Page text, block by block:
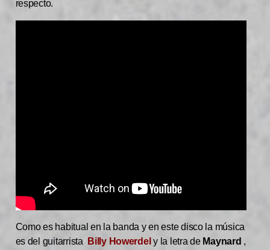
respecto.
Como es habitual en la banda y en este disco la música
es del guitarrista
Billy Howerdel y la letra de Maynard ,